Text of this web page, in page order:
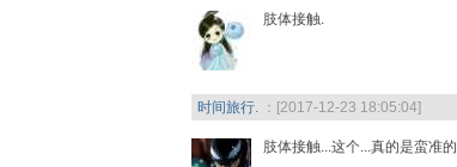
肢体接触.
时间旅行. ：[2017-12-23 18:05:04]
肢体接触...这个...真的是蛮准的